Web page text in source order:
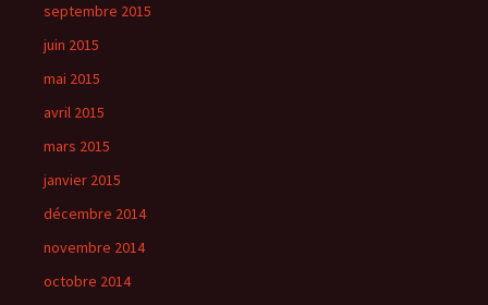
septembre 2015
juin 2015
mai 2015
avril 2015
mars 2015
janvier 2015
décembre 2014
novembre 2014
octobre 2014